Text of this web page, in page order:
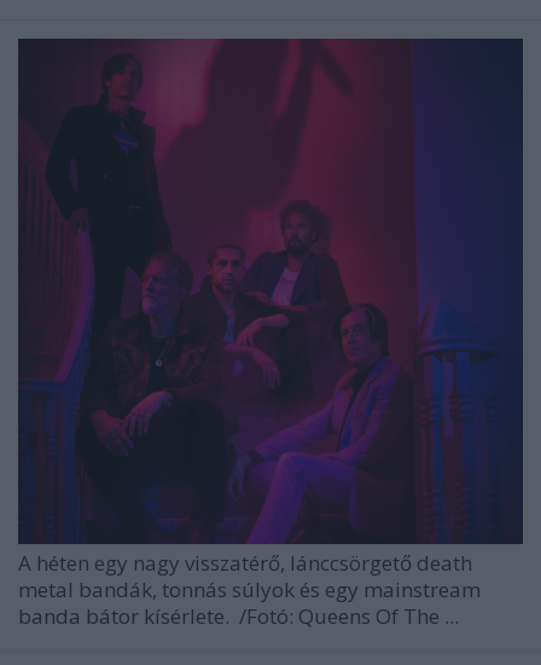
A héten egy nagy visszatérő, lánccsörgető death
metal bandák, tonnás súlyok és egy mainstream
banda bátor kísérlete. /Fotó: Queens Of The ...